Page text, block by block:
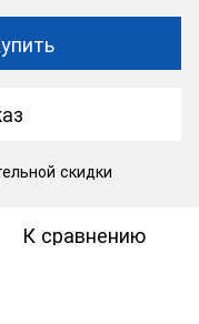
скидки
К сравнению